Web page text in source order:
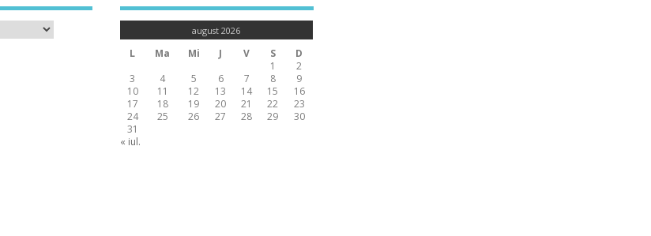
august 2026
L Ma Mi J V S
D
1
2
3
4 5 6 7 8
9
10
11 12 13 14 15
16
17
18 19 20 21 22
23
24
25 26 27 28 29
30
31
« iul.